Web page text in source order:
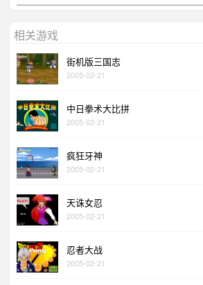
相关游戏
街机版三国志
2005-02-21
中日拳术大比拼
2005-02-21
疯狂牙神
2005-02-21
天诛女忍
2005-02-21
忍者大战
2005-02-21